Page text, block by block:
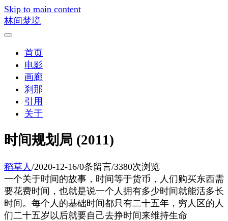
Skip to main content
林间梦境
首页
电影
画廊
刹那
引用
关于
时间规划局 (2011)
稻草人 /2020-12-16/0条留言/3380次浏览
一个关于时间的故事，时间等于货币，人们购买东西需
要花费时间，也就是说一个人拥有多少时间就能活多长
时间。每个人的基础时间都只有二十五年，穷人区的人
们二十五岁以后就要自己去挣时间来维持生命